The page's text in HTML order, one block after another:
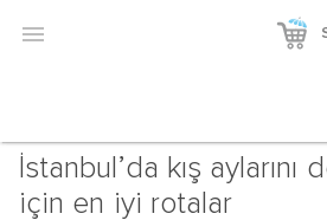

İstanbul’da kış
için en iyi rotalar